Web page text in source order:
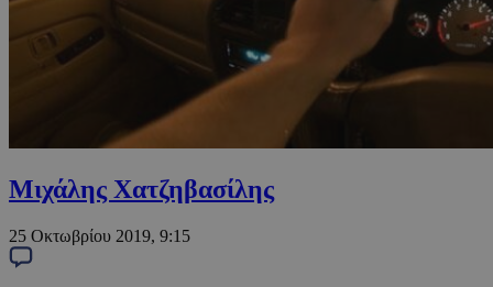
Μιχάλης Χατζηβασίλης
25 Οκτωβρίου 2019, 9:15